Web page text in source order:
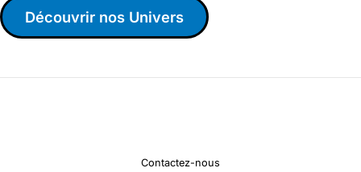
Découvrir nos Univers
Contactez-nous